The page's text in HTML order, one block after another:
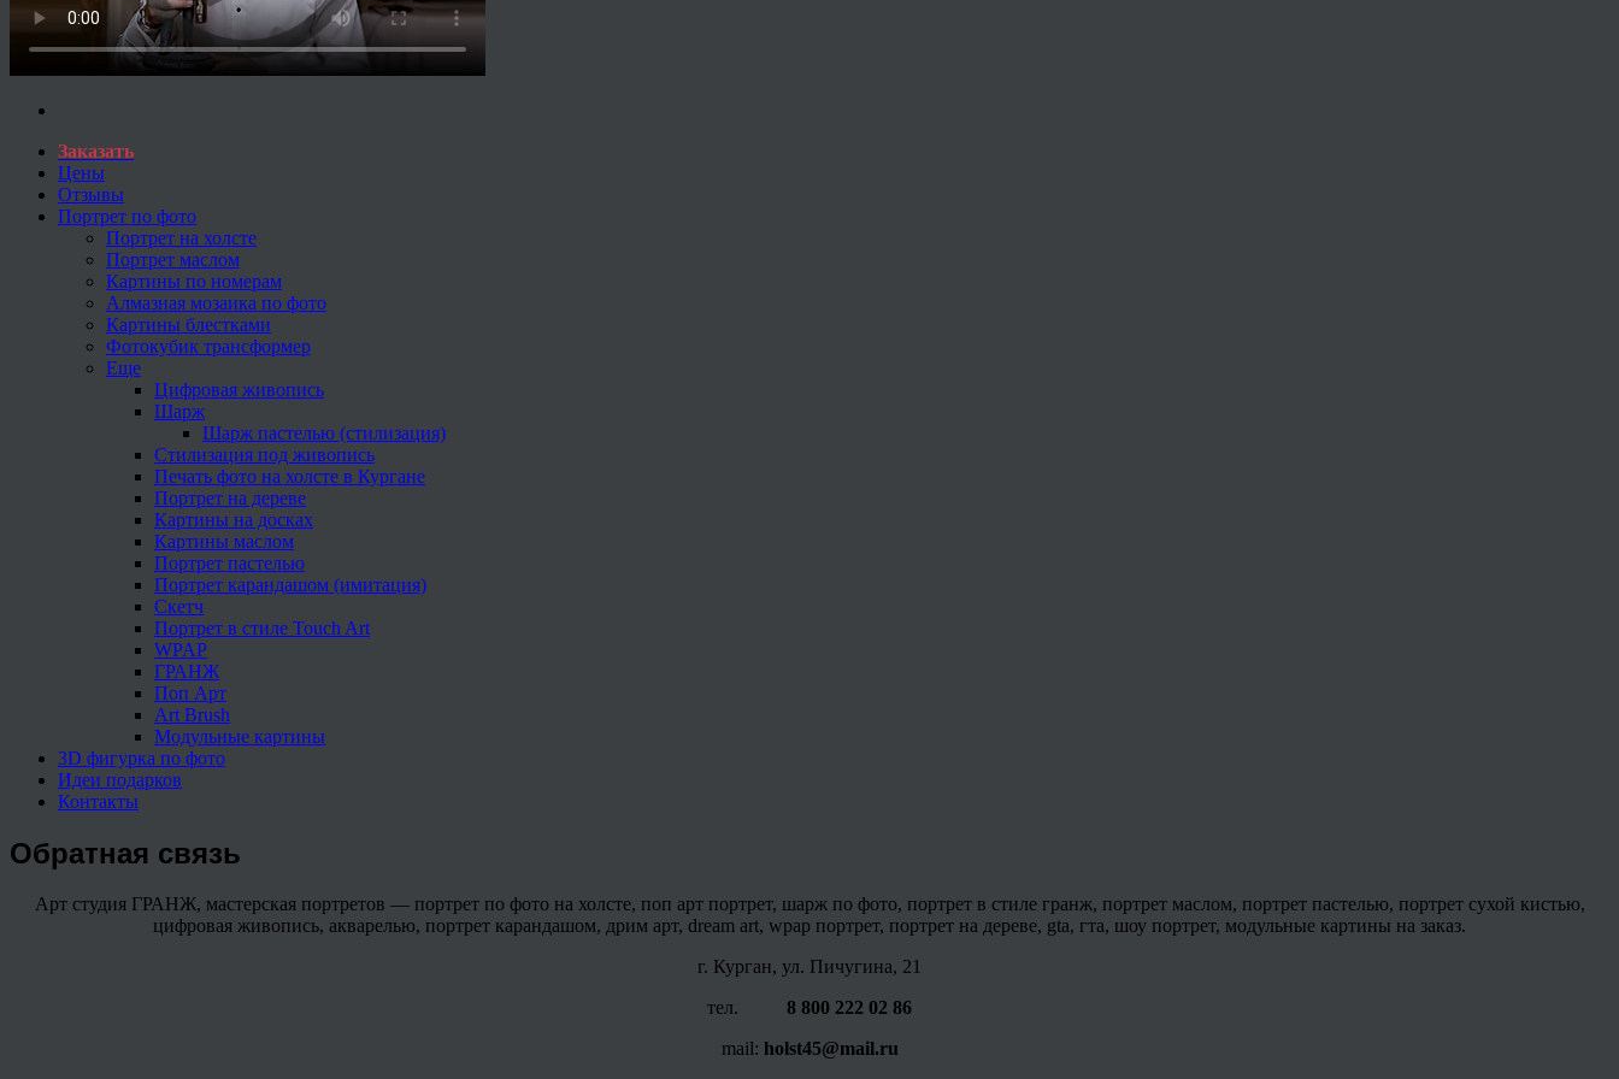
Заказать
Цены
Отзывы
Портрет по фото
Портрет на холсте
Портрет маслом
Картины по номерам
Алмазная мозаика по фото
Картины блестками
Фотокубик трансформер
Еще
Цифровая живопись
Шарж
Шарж пастелью (стилизация)
Стилизация под живопись
Печать фото на холсте в Кургане
Портрет на дереве
Картины на досках
Картины маслом
Портрет пастелью
Портрет карандашом (имитация)
Скетч
Портрет в стиле Touch Art
WPAP
ГРАНЖ
Поп Арт
Art Brush
Модульные картины
3D фигурка по фото
Идеи подарков
Контакты
Обратная связь
Арт студия ГРАНЖ, мастерская портретов — портрет по фото на холсте, поп арт портрет, шарж по фото, портрет в стиле гранж, портрет маслом, портрет пастелью, портрет сухой кистью,
цифровая живопись, акварелью, портрет карандашом, дрим арт, dream art, wpap портрет, портрет на дереве, gta, гта, шоу портрет, модульные картины на заказ.
г. Курган, ул. Пичугина, 21
тел. 8 800 222 02 86
mail: holst45@mail.ru